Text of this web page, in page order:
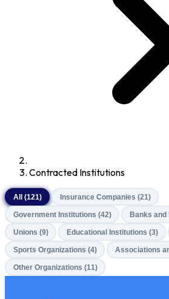
Contracted Institutions
All (121) Insurance Companies (21)
Government Institutions (42) Banks and
Unions (9) Educational Institutions (3)
Sports Organizations (4) Associations
Other Organizations (11)